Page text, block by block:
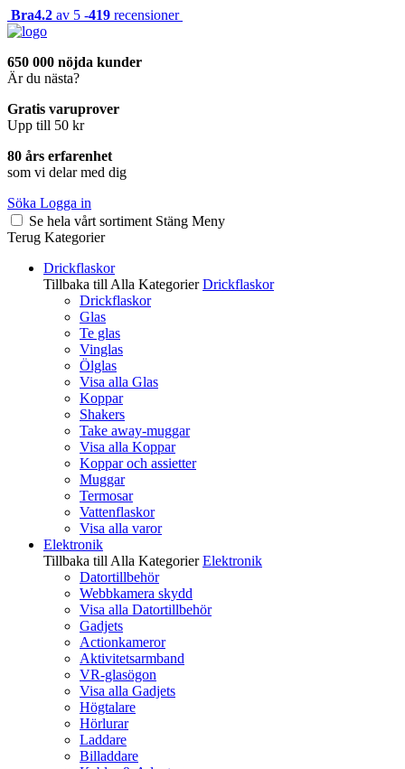
Bra4.2 av 5 -419 recensioner
650 000 nöjda kunder
Är du nästa?
Gratis varuprover
Upp till 50 kr
80 års erfarenhet
som vi delar med dig
Söka Logga in
Se hela vårt sortiment Stäng Meny
Terug Kategorier
Drickflaskor
Tillbaka till Alla Kategorier Drickflaskor
Drickflaskor
Glas
Te glas
Vinglas
Ölglas
Visa alla Glas
Koppar
Shakers
Take away-muggar
Visa alla Koppar
Koppar och assietter
Muggar
Termosar
Vattenflaskor
Visa alla varor
Elektronik
Tillbaka till Alla Kategorier Elektronik
Datortillbehör
Webbkamera skydd
Visa alla Datortillbehör
Gadjets
Actionkameror
Aktivitetsarmband
VR-glasögon
Visa alla Gadjets
Högtalare
Hörlurar
Laddare
Billaddare